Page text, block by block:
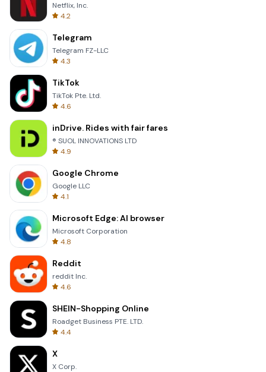
Netflix, Inc.
4.2
Telegram
Telegram FZ-LLC
4.3
TikTok
TikTok Pte. Ltd.
4.6
inDrive. Rides with fair fares
® SUOL INNOVATIONS LTD
4.9
Google Chrome
Google LLC
4.1
Microsoft Edge: AI browser
Microsoft Corporation
4.8
Reddit
reddit Inc.
4.6
SHEIN-Shopping Online
Roadget Business PTE. LTD.
4.4
X
X Corp.